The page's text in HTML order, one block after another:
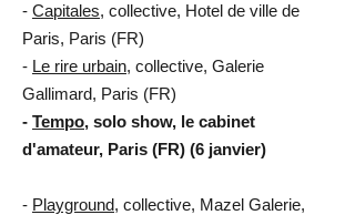
- Capitales, collective, Hotel de ville de
Paris, Paris (FR)
- Le rire urbain, collective, Galerie
Gallimard, Paris (FR)
- Tempo, solo show, le cabinet
d'amateur, Paris (FR) (6 janvier)
- Playground, collective, Mazel Galerie,